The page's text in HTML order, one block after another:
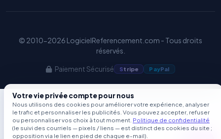
© 2010-2026 LogicielReferencement.com - Tous droits
réservés.
Paiement Sécurisé Stripe PayPal
Votre vie privée compte pour nous
Nous utilisons des cookies pour améliorer votre expérience, analyser
le trafic et personnaliser les publicités. Vous pouvez accepter, refuser
ou personnaliser vos choix à tout moment. Politique de confidentialité
(le suivi des courriels — pixels / liens — est distinct des cookies du site ;
opposition via le lien en pied de chaque e-mail).